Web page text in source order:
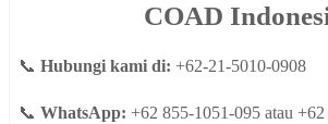
COAD
📞 Hubungi kami di: +62-21-5010-0908
📞 WhatsApp: +62 855-1051-095 atau